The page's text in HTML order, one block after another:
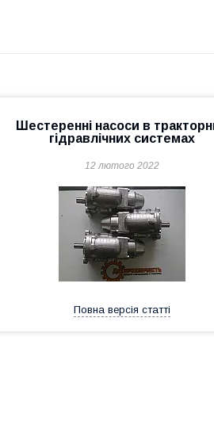
Шестеренні насоси в
гідравлічних системах
12 лютого 2022
Повна версія статті